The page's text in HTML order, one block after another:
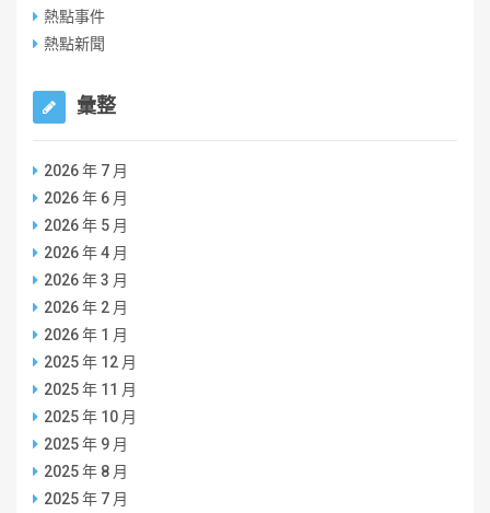
熱點事件
熱點新聞
彙整
2026 年 7 月
2026 年 6 月
2026 年 5 月
2026 年 4 月
2026 年 3 月
2026 年 2 月
2026 年 1 月
2025 年 12 月
2025 年 11 月
2025 年 10 月
2025 年 9 月
2025 年 8 月
2025 年 7 月